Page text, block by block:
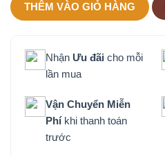
THÊM VÀO GIỎ HÀNG
Nhận Ưu đãi cho mỗi
lần mua
Vận Chuyển Miễn
Phíkhi thanh toán
trước